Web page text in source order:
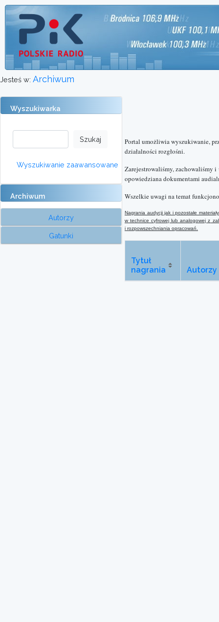
Jesteś w: Archiwum
Wyszukiwarka
Wyszukiwanie zaawansowane
Archiwum
Autorzy
Gatunki
Portal umożliwia wyszukiwanie,
działalności rozgłośni.
Zarejestrowaliśmy, zachowaliśmy
opowiedziana dokumentami
Wszelkie uwagi na temat
Nagrania audycji jak i pozostałe
w technice cyfrowej lub analogowejz
i rozpowszechniania opracowań.
Tytuł
nagrania
Autorzy